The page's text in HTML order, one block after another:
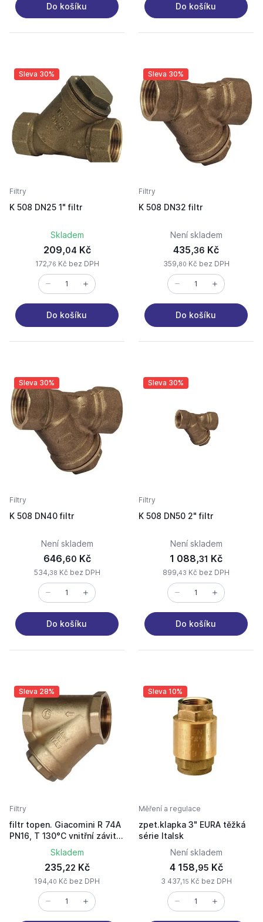
Do košíku Do košíku
Sleva 30%
Filtry
K 508 DN25 1" filtr
Skladem
209,04 Kč
172,76 Kč bez DPH
Do košíku
Sleva 30%
Filtry
K 508 DN32 filtr
Není skladem
435,36 Kč
359,80 Kč bez DPH
Do košíku
Sleva 30%
Filtry
K 508 DN40 filtr
Není skladem
646,60 Kč
534,38 Kč bez DPH
Do košíku
Sleva 30%
Filtry
K 508 DN50 2" filtr
Není skladem
1 088,31 Kč
899,43 Kč bez DPH
Do košíku
Sleva 28%
Filtry
filtr topen. Giacomini R 74A
PN16, T 130°C vnitřní závity
Skladem
235,22 Kč
194,40 Kč bez DPH
Sleva 10%
Měření a regulace
zpet.klapka 3" EURA těžká
série Italsk
Není skladem
4 158,95 Kč
3 437,15 Kč bez DPH